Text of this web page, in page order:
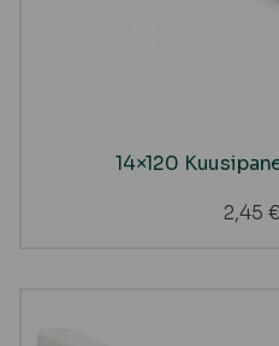
14×120
2,45 €